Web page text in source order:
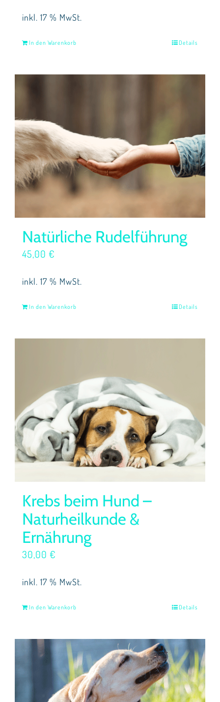
inkl. 17 % MwSt.
In den Warenkorb Details
Natürliche Rudelführung
45,00 €
inkl. 17 % MwSt.
In den Warenkorb Details
Krebs beim Hund –
Naturheilkunde &
Ernährung
30,00 €
inkl. 17 % MwSt.
In den Warenkorb Details